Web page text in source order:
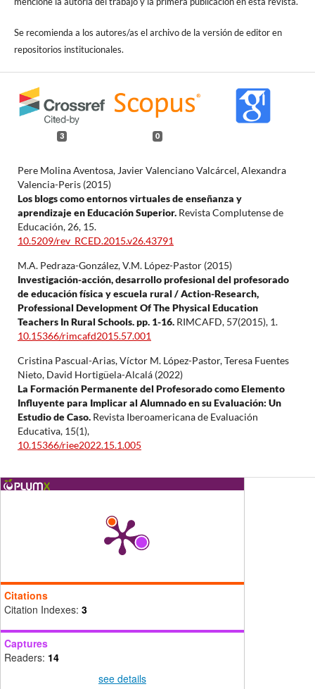
Se recomienda a los autores/as el archivo de la versión de editor en
repositorios institucionales.
3 0
Pere Molina Aventosa, Javier Valenciano Valcárcel, Alexandra
Valencia-Peris (2015)
Los blogs como entornos virtuales de enseñanza y
aprendizaje en Educación Superior. Revista Complutense de
Educación, 26, 15.
10.5209/rev_RCED.2015.v26.43791
M.A. Pedraza-González, V.M. López-Pastor (2015)
Investigación-acción, desarrollo profesional del profesorado
de educación física y escuela rural / Action-Research,
Professional Development Of The Physical Education
Teachers In Rural Schools. pp. 1-16. RIMCAFD, 57(2015), 1.
10.15366/rimcafd2015.57.001
Cristina Pascual-Arias, Víctor M. López-Pastor, Teresa Fuentes
Nieto, David Hortigüela-Alcalá (2022)
La Formación Permanente del Profesorado como Elemento
Influyente para Implicar al Alumnado en su Evaluación: Un
Estudio de Caso. Revista Iberoamericana de Evaluación
Educativa, 15(1),
10.15366/riee2022.15.1.005
Citations
Citation Indexes: 3
Captures
Readers: 14
see details